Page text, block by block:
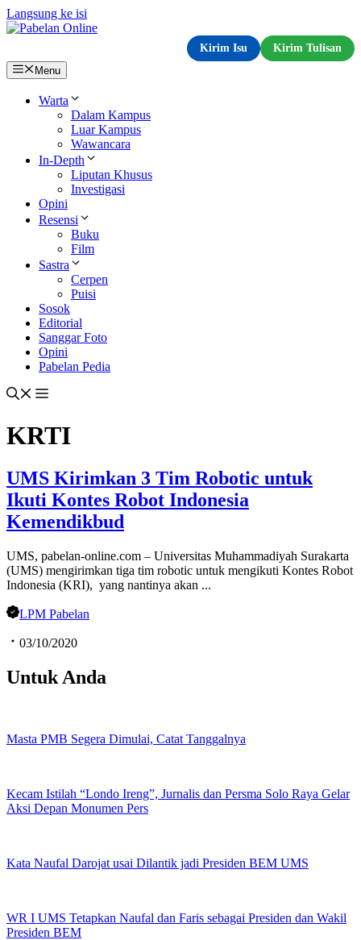
Langsung ke isi
Kirim Isu
Kirim Tulisan
Menu
Warta
Dalam Kampus
Luar Kampus
Wawancara
In-Depth
Liputan Khusus
Investigasi
Opini
Resensi
Buku
Film
Sastra
Cerpen
Puisi
Sosok
Editorial
Sanggar Foto
Opini
Pabelan Pedia
KRTI
UMS Kirimkan 3 Tim Robotic untuk
Ikuti Kontes Robot Indonesia
Kemendikbud
UMS, pabelan-online.com – Universitas Muhammadiyah Surakarta
(UMS) mengirimkan tiga tim robotic untuk mengikuti Kontes Robot
Indonesia (KRI), yang nantinya akan ...
LPM Pabelan
03/10/2020
Untuk Anda
Masta PMB Segera Dimulai, Catat Tanggalnya
Kecam Istilah “Londo Ireng”, Jurnalis dan Persma Solo Raya Gelar
Aksi Depan Monumen Pers
Kata Naufal Darojat usai Dilantik jadi Presiden BEM UMS
WR I UMS Tetapkan Naufal dan Faris sebagai Presiden dan Wakil
Presiden BEM